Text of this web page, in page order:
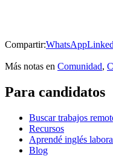
Compartir:WhatsApp
Más notas en Comunidad,
Para candidatos
Buscar trabajos
Recursos
Aprendé inglés
Blog